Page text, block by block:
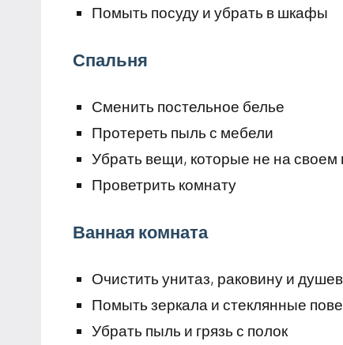
Помыть посуду и убрать в шкафы
Спальня
Сменить постельное белье
Протереть пыль с мебели
Убрать вещи, которые не на своем
Проветрить комнату
Ванная комната
Очистить унитаз, раковину и
Помыть зеркала и стеклянные
Убрать пыль и грязь с полок